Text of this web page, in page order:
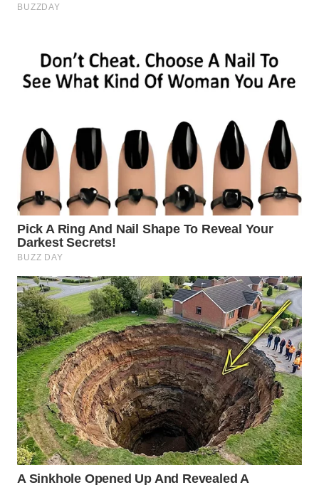
WN
WN
BEKASI
BOGOR
WN
WN
TAPANULI
UTARA
WN
SAMOSIR
WN
PADANG
LAWAS
WN
SUMEDANG
WN
CIANJUR